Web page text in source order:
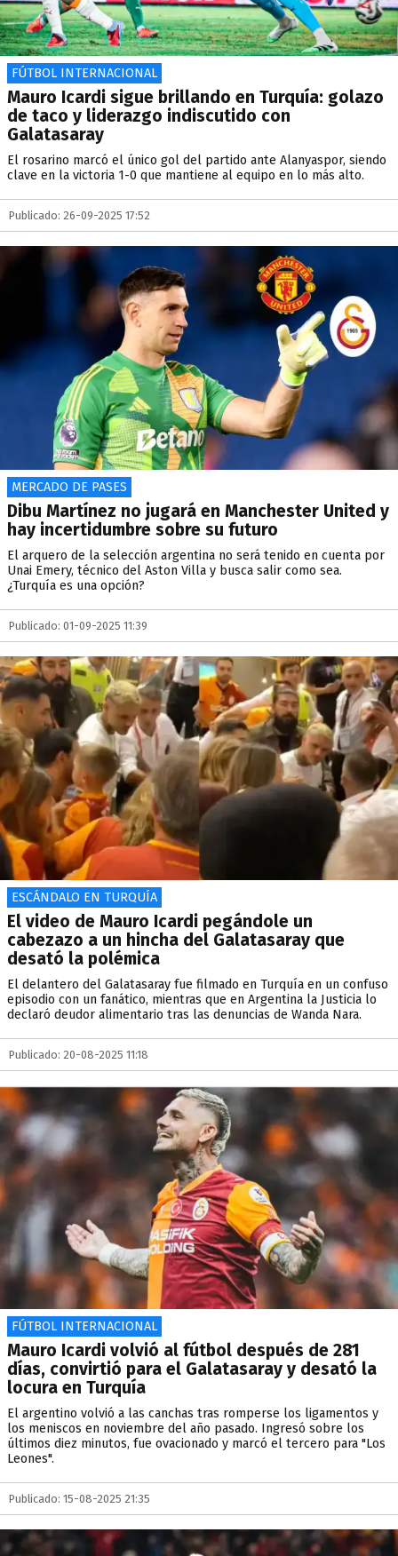
FÚTBOL INTERNACIONAL
Mauro Icardi sigue brillando en Turquía: golazo
de taco y liderazgo indiscutido con
Galatasaray
El rosarino marcó el único gol del partido ante Alanyaspor, siendo
clave en la victoria 1-0 que mantiene al equipo en lo más alto.
Publicado: 26-09-2025 17:52
MERCADO DE PASES
Dibu Martínez no jugará en Manchester United y
hay incertidumbre sobre su futuro
El arquero de la selección argentina no será tenido en cuenta por
Unai Emery, técnico del Aston Villa y busca salir como sea.
¿Turquía es una opción?
Publicado: 01-09-2025 11:39
ESCÁNDALO EN TURQUÍA
El video de Mauro Icardi pegándole un
cabezazo a un hincha del Galatasaray que
desató la polémica
El delantero del Galatasaray fue filmado en Turquía en un confuso
episodio con un fanático, mientras que en Argentina la Justicia lo
declaró deudor alimentario tras las denuncias de Wanda Nara.
Publicado: 20-08-2025 11:18
FÚTBOL INTERNACIONAL
Mauro Icardi volvió al fútbol después de 281
días, convirtió para el Galatasaray y desató la
locura en Turquía
El argentino volvió a las canchas tras romperse los ligamentos y
los meniscos en noviembre del año pasado. Ingresó sobre los
últimos diez minutos, fue ovacionado y marcó el tercero para "Los
Leones".
Publicado: 15-08-2025 21:35